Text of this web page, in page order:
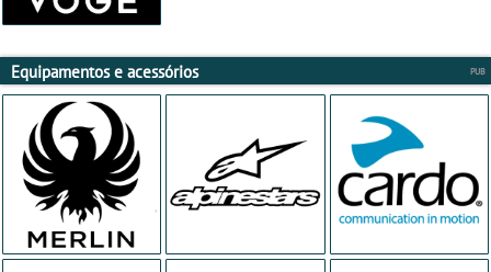
Equipamentos e acessórios